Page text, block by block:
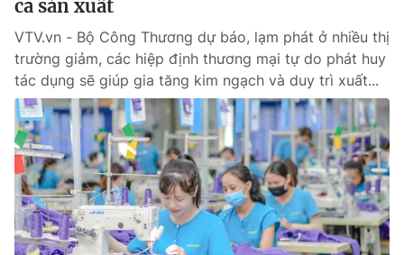
ca sản xuất
VTV.vn - Bộ Công Thương dự báo, lạm phát ở nhiều thị
trường giảm, các hiệp định thương mại tự do phát huy
tác dụng sẽ giúp gia tăng kim ngạch và duy trì xuất...